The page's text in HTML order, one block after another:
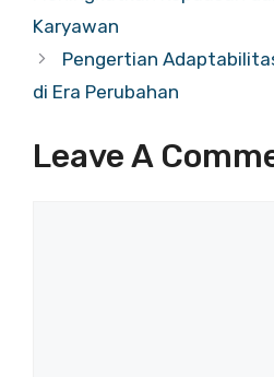
Karyawan
Pengertian
di Era Perubahan
Leave A